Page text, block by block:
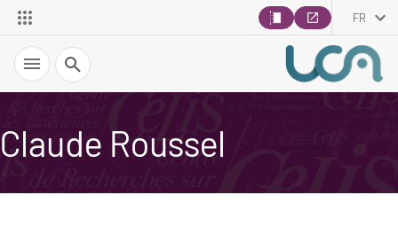
FR
Recherche
Claude Roussel